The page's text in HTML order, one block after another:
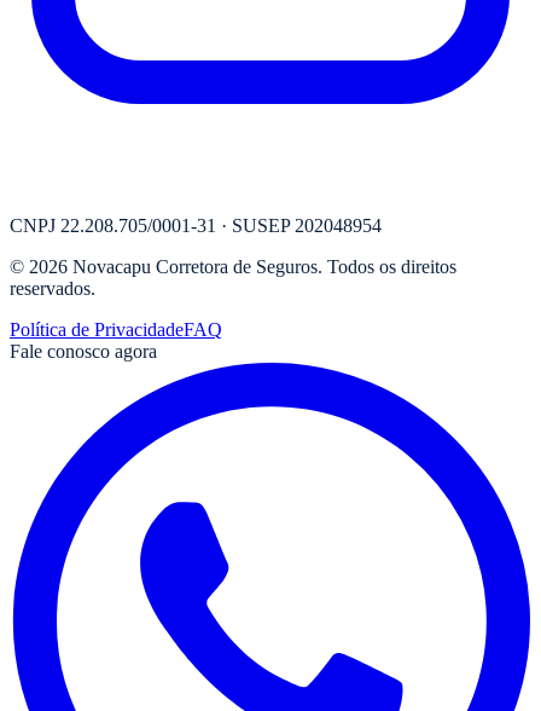
CNPJ 22.208.705/0001-31 · SUSEP 202048954
© 2026 Novacapu Corretora de Seguros. Todos os direitos
reservados.
Política de PrivacidadeFAQ
Fale conosco agora